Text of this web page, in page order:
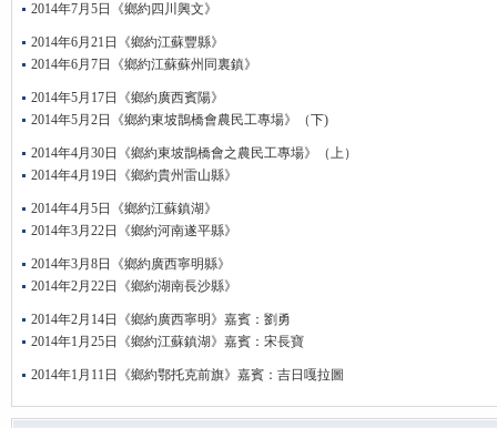
2014年7月5日《鄉約四川興文》
2014年6月21日《鄉約江蘇豐縣》
2014年6月7日《鄉約江蘇蘇州同裏鎮》
2014年5月17日《鄉約廣西賓陽》
2014年5月2日《鄉約東坡鵲橋會農民工專場》（下)
2014年4月30日《鄉約東坡鵲橋會之農民工專場》（上）
2014年4月19日《鄉約貴州雷山縣》
2014年4月5日《鄉約江蘇鎮湖》
2014年3月22日《鄉約河南遂平縣》
2014年3月8日《鄉約廣西寧明縣》
2014年2月22日《鄉約湖南長沙縣》
2014年2月14日《鄉約廣西寧明》嘉賓：劉勇
2014年1月25日《鄉約江蘇鎮湖》嘉賓：宋長寶
2014年1月11日《鄉約鄂托克前旗》嘉賓：吉日嘎拉圖